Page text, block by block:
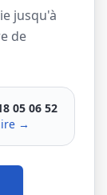
jusqu'à
de
05 06 52
→